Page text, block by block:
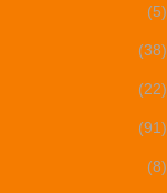
(5)
(38)
(22)
(91)
(8)